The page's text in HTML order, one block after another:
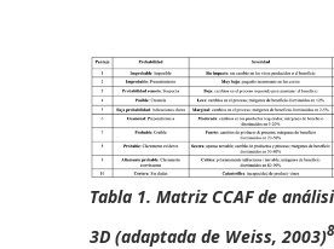
Tabla 1. Matriz CCAF de
3D (adaptada de Weiss, 2003)8